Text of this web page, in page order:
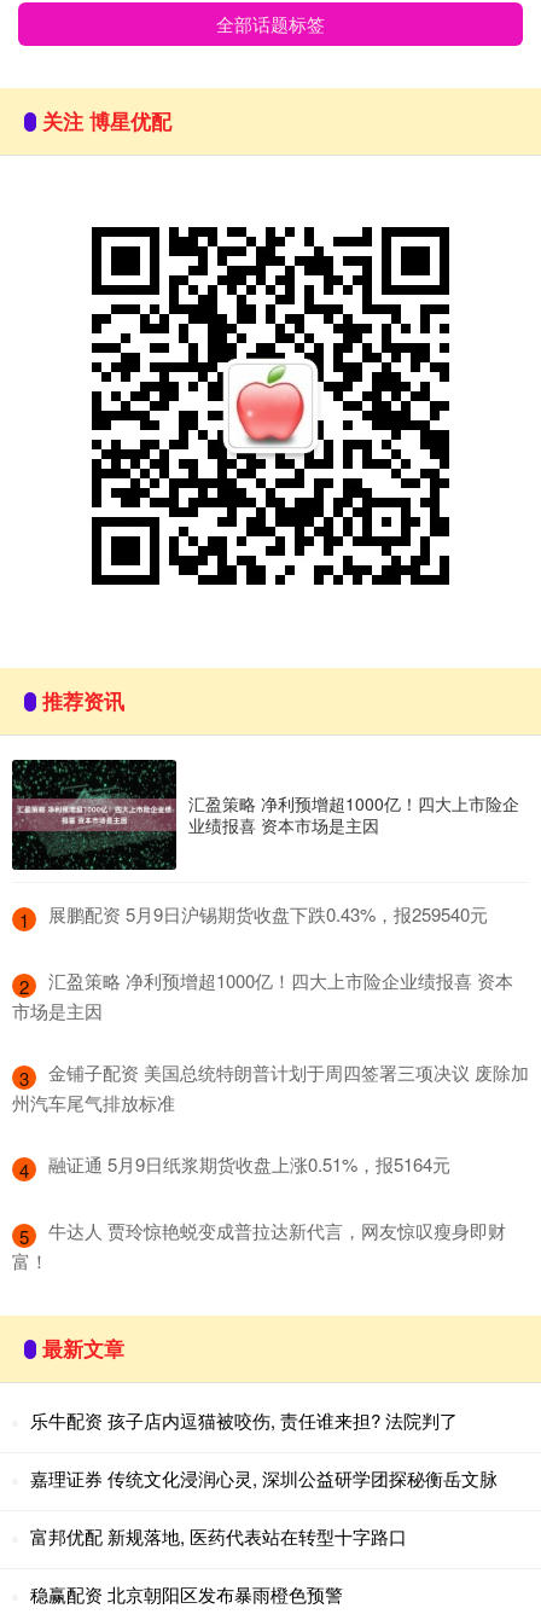
全部话题标签
关注 博星优配
推荐资讯
汇盈策略 净利预增超1000亿！四大上市险企
业绩报喜 资本市场是主因
1 ​展鹏配资 5月9日沪锡期货收盘下跌0.43%，报259540元
2
​汇盈策略 净利预增超1000亿！四大上市险企业绩报喜 资本
市场是主因
3
​金铺子配资 美国总统特朗普计划于周四签署三项决议 废除加
州汽车尾气排放标准
4 ​融证通 5月9日纸浆期货收盘上涨0.51%，报5164元
5
​牛达人 贾玲惊艳蜕变成普拉达新代言，网友惊叹瘦身即财
富！
最新文章
乐牛配资 孩子店内逗猫被咬伤, 责任谁来担? 法院判了
嘉理证券 传统文化浸润心灵, 深圳公益研学团探秘衡岳文脉
富邦优配 新规落地, 医药代表站在转型十字路口
稳赢配资 北京朝阳区发布暴雨橙色预警